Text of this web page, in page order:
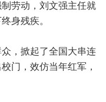
劳动，刘文强主任就
身残疾。
，掀起了全国大串连
门，效仿当年红军，